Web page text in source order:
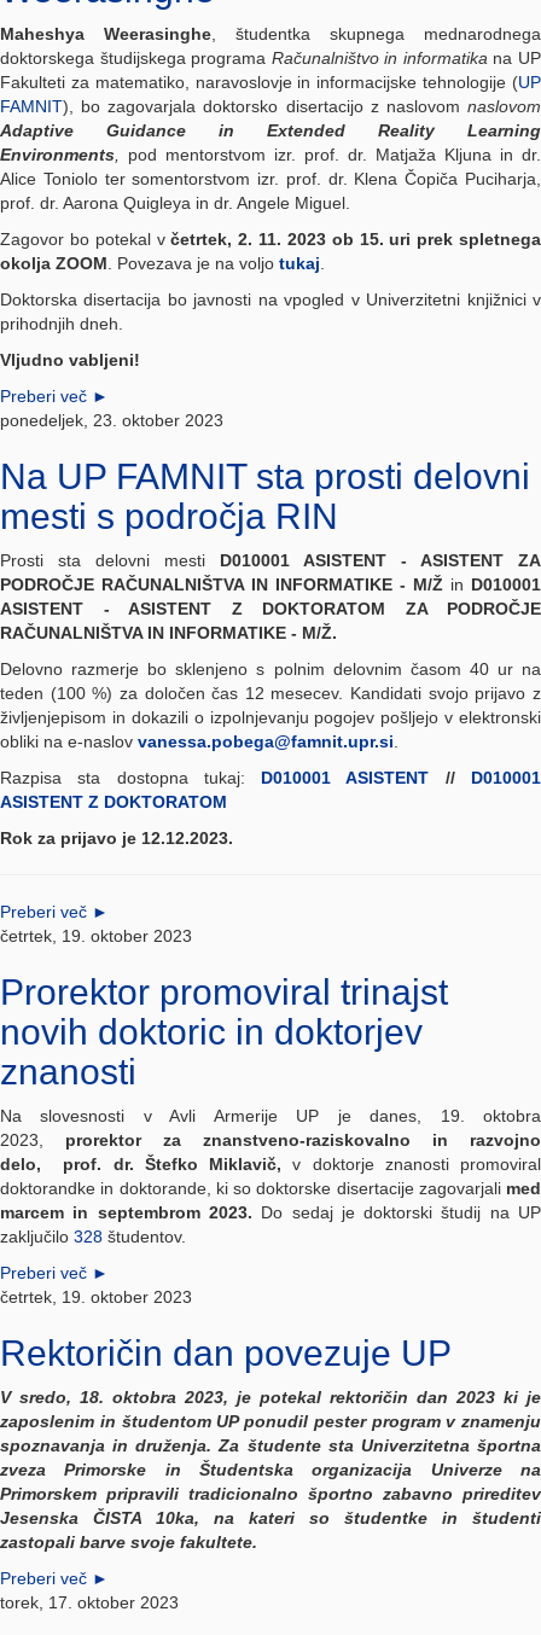
Maheshya Weerasinghe , študentka skupnega mednarodnega
doktorskega študijskega programa Računalništvo in informatika na UP
Fakulteti za matematiko, naravoslovje in informacijske tehnologije (UP
FAMNIT), bo zagovarjala doktorsko disertacijo z naslovom naslovom
Adaptive Guidance in Extended Reality Learning
Environments
pod mentorstvom izr. prof. dr. Matjaža Kljuna in dr.
Alice Toniolo ter somentorstvom izr. prof. dr. Klena Čopiča Puciharja,
prof. dr. Aarona Quigleya in dr. Angele Miguel.
Zagovor bo potekal včetrtek, 2. 11. 2023 ob 15. uri prek spletnega
okolja ZOOM . Povezava je na voljo tukaj
Doktorska disertacija bo javnosti na vpogled v Univerzitetni knjižnici v
prihodnjih dneh.
Vljudno vabljeni!
Preberi več ►
ponedeljek, 23. oktober 2023
Na UP FAMNIT sta prosti delovni
mesti s področja RIN
Prosti sta delovni mesti D010001 ASISTENT - ASISTENT ZA
PODROČJE RAČUNALNIŠTVA IN INFORMATIKE - M/Ž in D010001
ASISTENT - ASISTENT Z DOKTORATOM ZA PODROČJE
RAČUNALNIŠTVA IN INFORMATIKE - M/Ž.
Delovno razmerje bo sklenjeno s polnim delovnim časom 40 ur na
teden (100 %) za določen čas 12 mesecev. Kandidati svojo prijavo z
življenjepisom in dokazili o izpolnjevanju pogojev pošljejo v elektronski
obliki na e-naslov vanessa.pobega@famnit.upr.si
Razpisa sta dostopna tukaj: D010001 ASISTENT // D010001
ASISTENT Z DOKTORATOM
Rok za prijavo je 12.12.2023.
Preberi več ►
četrtek, 19. oktober 2023
Prorektor promoviral trinajst
novih doktoric in doktorjev
znanosti
Na slovesnosti v Avli Armerije UP je danes, 19. oktobra
2023, prorektor za znanstveno-raziskovalno in razvojno
delo, prof. dr. Štefko Miklavič, v doktorje znanosti promoviral
doktorandke in doktorande, ki so doktorske disertacije zagovarjalimed
marcem in septembrom 2023. Do sedaj je doktorski študij na UP
zaključilo 328 študentov.
Preberi več ►
četrtek, 19. oktober 2023
Rektoričin dan povezuje UP
V sredo, 18. oktobra 2023, je potekal rektoričin dan 2023 ki je
zaposlenim in študentom UP ponudil pester program v znamenju
spoznavanja in druženja. Za študente sta Univerzitetna športna
zveza Primorske in Študentska organizacija Univerze na
Primorskem pripravili tradicionalno športno zabavno prireditev
Jesenska ČISTA 10ka, na kateri so študentke in študenti
zastopali barve svoje fakultete.
Preberi več ►
torek, 17. oktober 2023